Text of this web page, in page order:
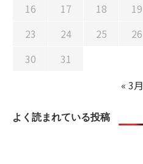
16
17 18 19
23
24 25 26
30
31
« 3月
よく読まれている投稿